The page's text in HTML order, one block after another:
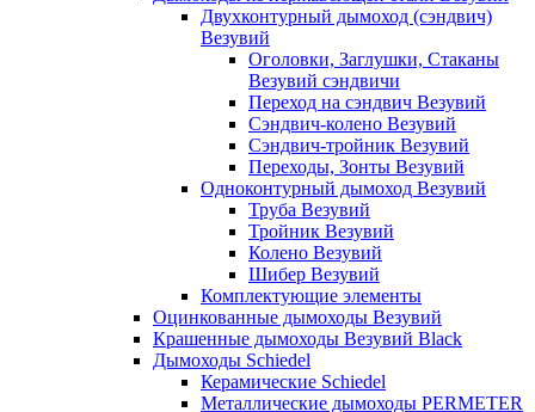
Двухконтурный дымоход (сэндвич)
Везувий
Оголовки, Заглушки, Стаканы
Везувий сэндвичи
Переход на сэндвич Везувий
Сэндвич-колено Везувий
Сэндвич-тройник Везувий
Переходы, Зонты Везувий
Одноконтурный дымоход Везувий
Труба Везувий
Тройник Везувий
Колено Везувий
Шибер Везувий
Комплектующие элементы
Оцинкованные дымоходы Везувий
Крашенные дымоходы Везувий Black
Дымоходы Schiedel
Керамические Schiedel
Металлические дымоходы PERMETER